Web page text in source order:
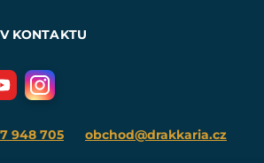
KONTAKTU
948 705 obchod@drakkaria.cz